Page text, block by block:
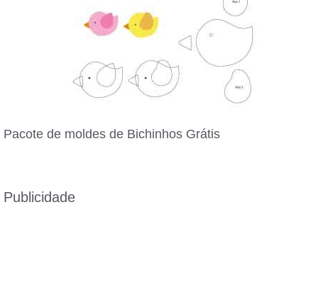
Pacote de moldes de Bichinhos Grátis
Publicidade